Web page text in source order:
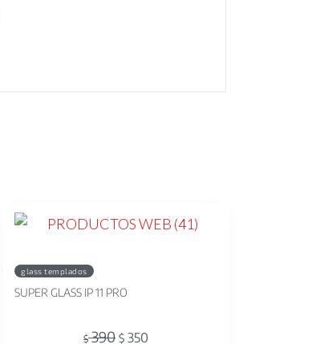
glass templados
SUPER GLASS IP 11 PRO
$390 $ 350